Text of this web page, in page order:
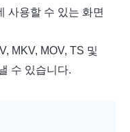
사용할 수 있는 화면
MKV, MOV, TS 및
수 있습니다.